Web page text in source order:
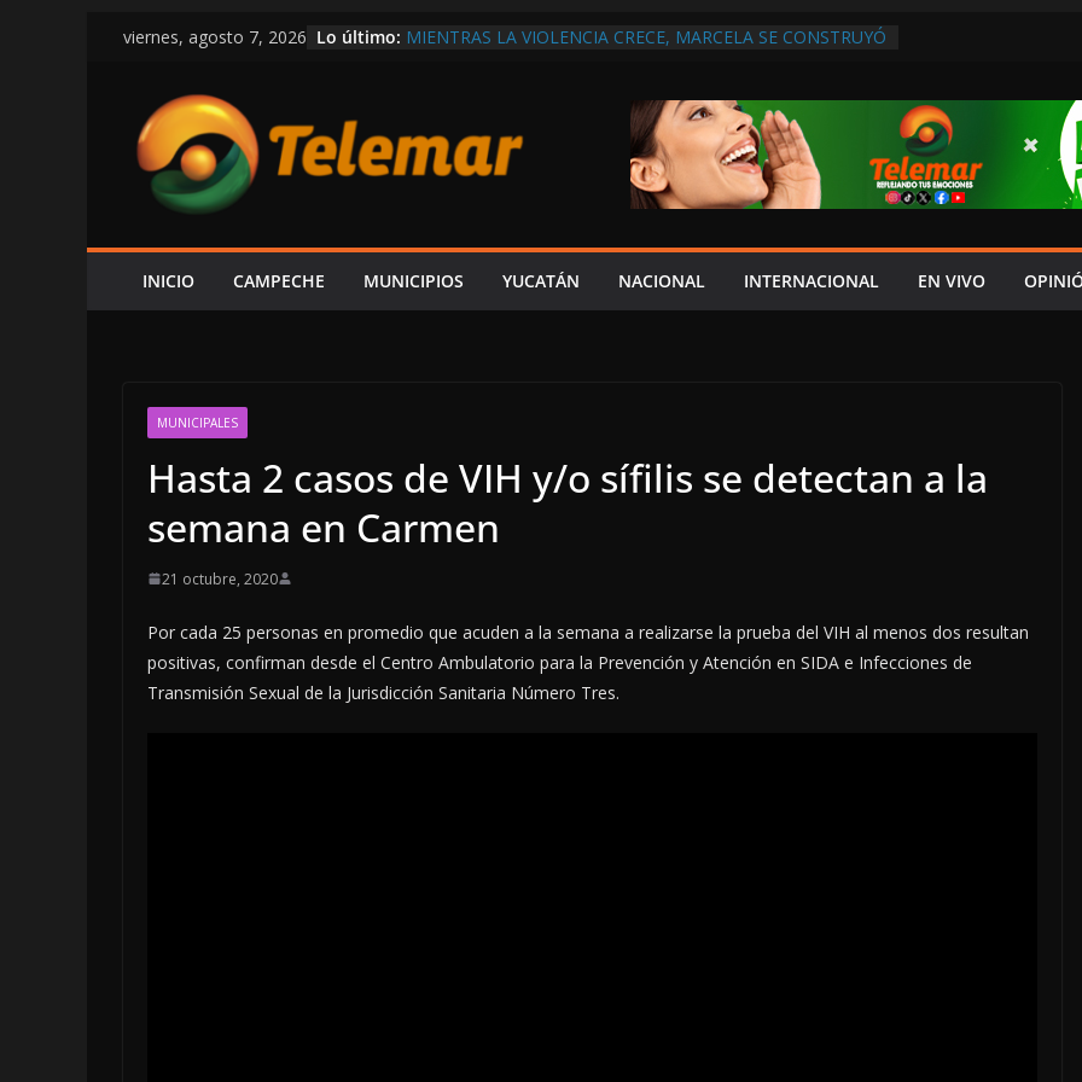
Saltar
contenido
viernes, agosto 7, 2026 Lo último: MIENTRAS LA VIOLENCIA CRECE, MARCELA SE CONSTRUYÓ
ECONOMÍA Y GENERAR EMPLEOS
AUNQUE PROTEXA NO PAGA A PROVEEDORES, PEMEX LA
PREMIA CON CONTRATO
CONFIRMA REHN QUE HAY UN PROYECTO PARA
CONSTRUIR CENTRO CULTURAL MULTIFUNCIONAL EN EL
ESPERA ALCUDIA AUTORIZACIÓN MÉDICA PARA FIJAR
AUDIENCIA AL PRESUNTO RESPONSABLE DEL ACCIDENTE
INICIO CAMPECHE MUNICIPIOS YUCATÁN NACIONAL INTERNACIONAL EN VIVO
MUNICIPALES
Hasta 2 casos de VIH y/o sífilis se detectan a la
semana en Carmen
21 octubre, 2020
Por cada 25 personas en promedio que acuden a la semana a realizarse la prueba del VIH al menos dos resultan
positivas, confirman desde el Centro Ambulatorio para la Prevención y Atención en SIDA e Infecciones de
Transmisión Sexual de la Jurisdicción Sanitaria Número Tres.